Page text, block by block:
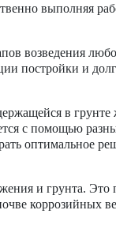
выполняя
возведения
постройки и
в
с помощью
оптимальное
и грунта. Это
коррозийных